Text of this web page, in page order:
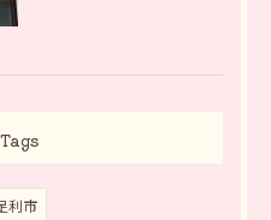
Tags
利市